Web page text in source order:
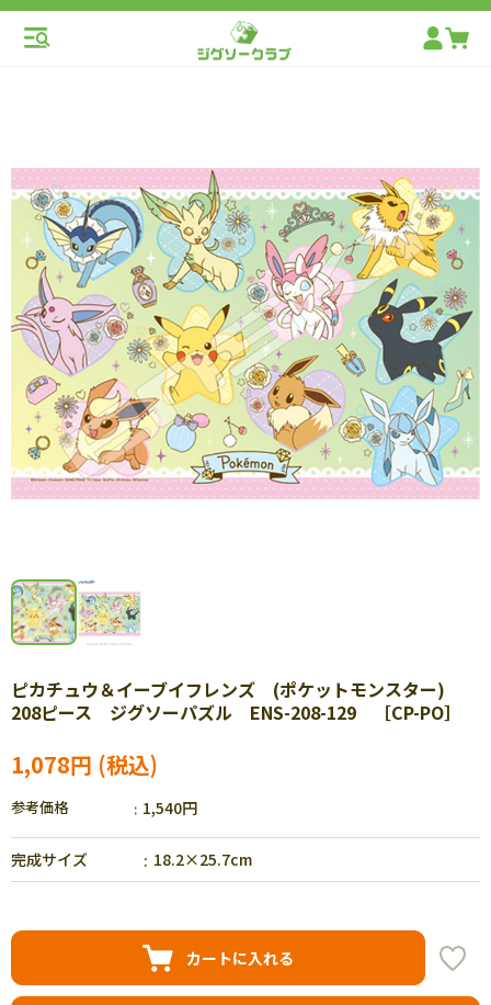
ピカチュウ＆イーブイフレンズ (ポケットモンスター)
208ピース ジグソーパズル ENS-208-129 ［CP-PO］
1,078円
参考価格 1,540円
完成サイズ 18.2×25.7cm
カートに入れる